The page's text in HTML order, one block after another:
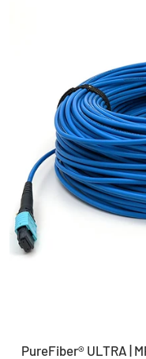
PureFiber® ULTRA |